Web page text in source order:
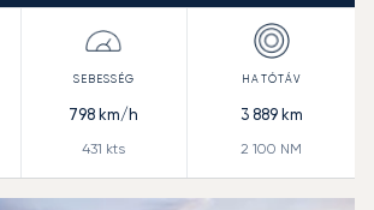
798 km/h
431 kts
3 889km
2 100 NM